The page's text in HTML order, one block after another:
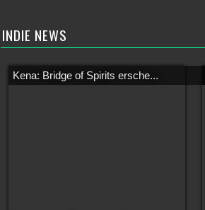
INDIE NEWS
Kena: Bridge of Spirits ersche...